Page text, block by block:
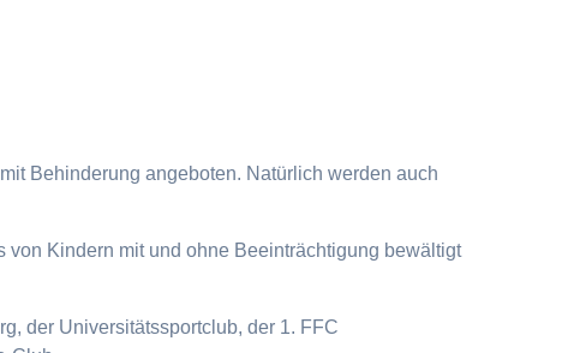
Behinderung angeboten. Natürlich werden auch
Kindern mit und ohne Beeinträchtigung bewältigt
der Universitätssportclub, der 1. FFC